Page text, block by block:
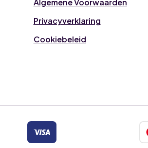
Algemene Voorwaarden
Privacyverklaring
Cookiebeleid